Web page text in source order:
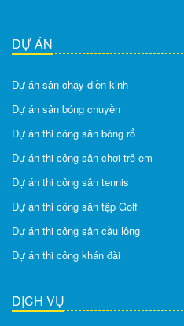
DỰ ÁN
Dự án sân chạy điền kinh
Dự án sân bóng chuyền
Dự án thi công sân bóng rổ
Dự án thi công sân chơi trẻ em
Dự án thi công sân tennis
Dự án thi công sân tập Golf
Dự án thi công sân cầu lông
Dự án thi công khán đài
DỊCH VỤ